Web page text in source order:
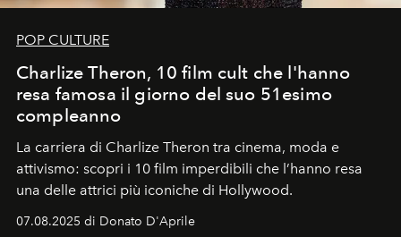
POP CULTURE
Charlize Theron, 10 film cult che l'hanno
resa famosa il giorno del suo 51esimo
compleanno
La carriera di Charlize Theron tra cinema, moda e
attivismo: scopri i 10 film imperdibili che l’hanno resa
una delle attrici più iconiche di Hollywood.
07.08.2025 di Donato D'Aprile